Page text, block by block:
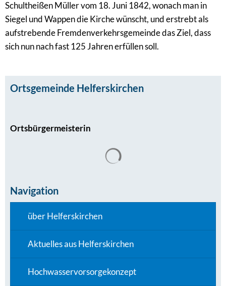
Schultheißen Müller vom 18. Juni 1842, wonach man in
Siegel und Wappen die Kirche wünscht, und erstrebt als
aufstrebende Fremdenverkehrsgemeinde das Ziel, dass
sich nun nach fast 125 Jahren erfüllen soll.
Ortsgemeinde Helferskirchen
Ortsbürgermeisterin
Navigation
über Helferskirchen
Aktuelles aus Helferskirchen
Hochwasservorsorgekonzept